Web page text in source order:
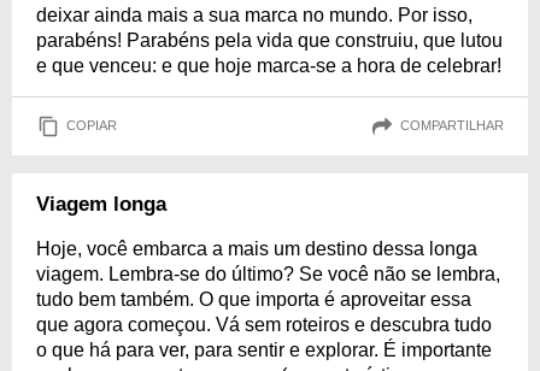
deixar ainda mais a sua marca no mundo. Por isso,
parabéns! Parabéns pela vida que construiu, que lutou
e que venceu: e que hoje marca-se a hora de celebrar!
COPIAR COMPARTILHAR
Viagem longa
Hoje, você embarca a mais um destino dessa longa
viagem. Lembra-se do último? Se você não se lembra,
tudo bem também. O que importa é aproveitar essa
que agora começou. Vá sem roteiros e descubra tudo
o que há para ver, para sentir e explorar. É importante